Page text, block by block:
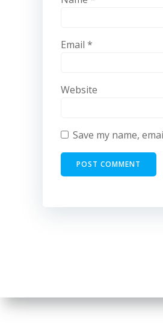
Email *
Website
Save my name,